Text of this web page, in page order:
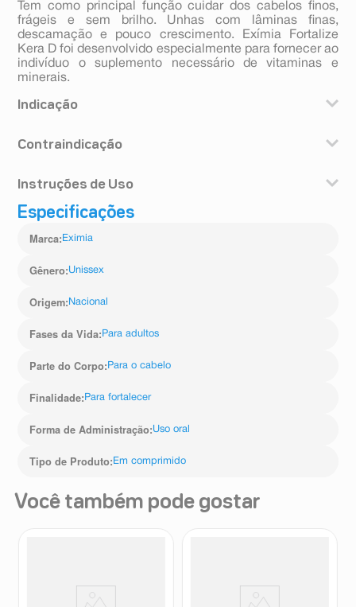
Tem como principal função cuidar dos cabelos finos,
frágeis e sem brilho. Unhas com lâminas finas,
descamação e pouco crescimento. Exímia Fortalize
Kera D foi desenvolvido especialmente para fornecer ao
indivíduo o suplemento necessário de vitaminas e
minerais.
Indicação
sem brilho, com redução do crescimento e que se
Contraindicação
formulação devem evitar o consumo deste produto.
devem consumir este produto sob orientação de
Instruções de Uso
Ingerir uma cápsula por dia, após refeição.
Especificações
Marca: Eximia
Gênero:Unissex
Origem: Nacional
Fases da Vida: Para adultos
Parte do Corpo: Para o cabelo
Finalidade: Para fortalecer
Forma de Administração:Uso oral
Tipo de Produto: Em comprimido
Você também pode gostar